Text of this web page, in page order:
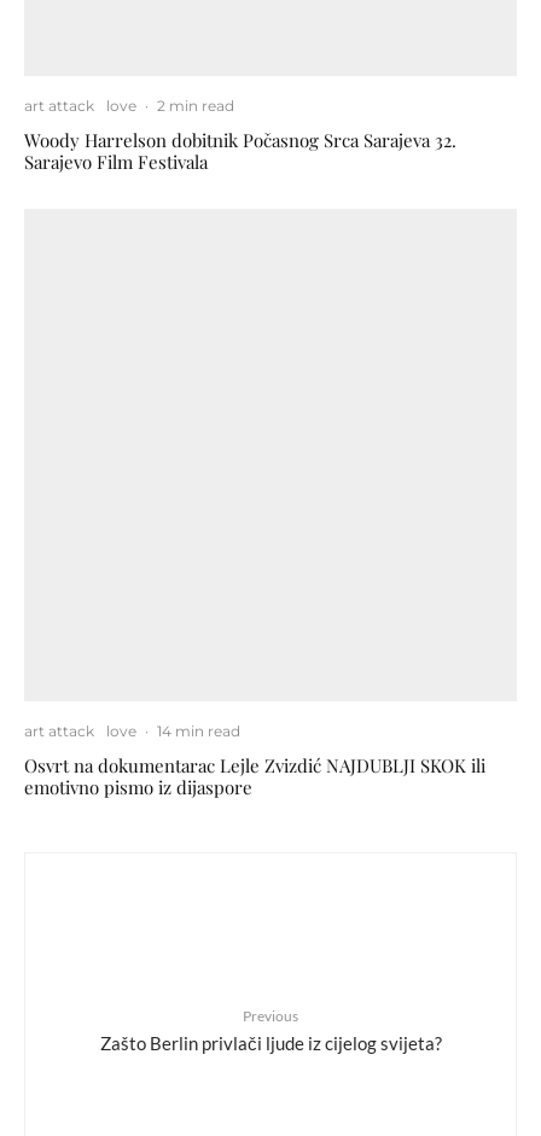
art attack love · 2 min read
Woody Harrelson dobitnik Počasnog Srca Sarajeva 32.
Sarajevo Film Festivala
art attack love · 14 min read
Osvrt na dokumentarac Lejle Zvizdić NAJDUBLJI SKOK ili
emotivno pismo iz dijaspore
Previous
Zašto Berlin privlači ljude iz cijelog svijeta?